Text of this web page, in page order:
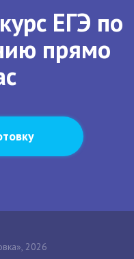
ЕГЭ по
прямо
2026